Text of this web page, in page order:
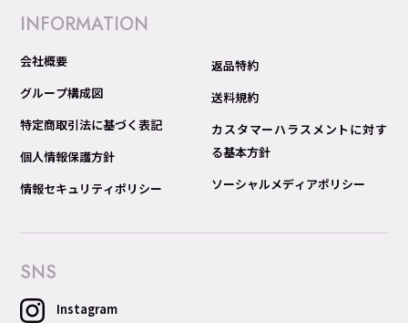
INFORMATION
会社概要
グループ構成図
特定商取引法に基づく表記
個人情報保護方針
情報セキュリティポリシー
返品特約
送料規約
カスタマーハラスメントに対す
る基本方針
ソーシャルメディアポリシー
SNS
Instagram